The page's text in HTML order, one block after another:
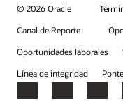
© 2026 Oracle
Canal de Reporte
Oportunidades laborales
Línea de integridad
Facebook
X